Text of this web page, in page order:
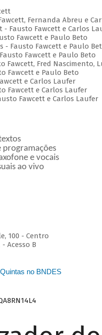
Fernanda Abreu e
- Fausto Fawcett e Carlos
Fawcett e Paulo Beto
- Fausto Fawcett e Paulo
Fawcett e Paulo Beto
Fawcett, Fred Nascimento,
Fawcett e Paulo Beto
e Carlos Laufer
Fawcett e Carlos Laufer
Fawcett e Carlos Laufer
programações
e vocais
ao vivo
100 - Centro
Acesso B
no BNDES